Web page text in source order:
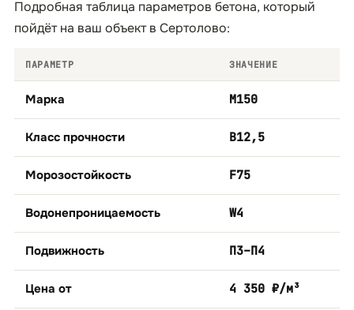
Подробная таблица параметров бетона, который
пойдёт на ваш объект в Сертолово:
ПАРАМЕТР ЗНАЧЕНИЕ
Марка М150
Класс прочности B12,5
Морозостойкость F75
Водонепроницаемость W4
Подвижность П3–П4
Цена от 4 350 ₽/м³